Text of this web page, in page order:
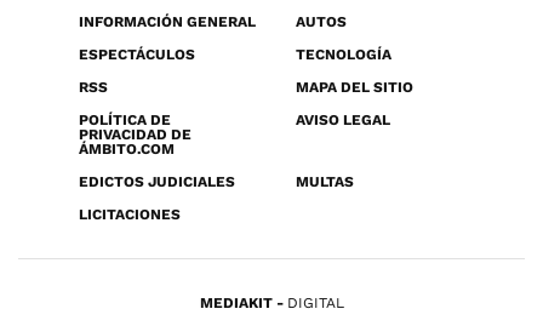
INFORMACIÓN GENERAL
AUTOS
ESPECTÁCULOS
TECNOLOGÍA
RSS
MAPA DEL SITIO
POLÍTICA DE
PRIVACIDAD DE
ÁMBITO.COM
AVISO LEGAL
EDICTOS JUDICIALES
MULTAS
LICITACIONES
MEDIAKIT DIGITAL